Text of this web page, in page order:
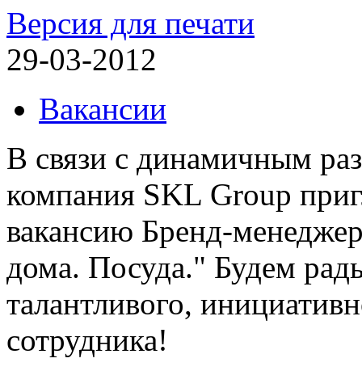
Версия для печати
29-03-2012
Вакансии
В связи с динамичным
компания SKL Group
вакансию Бренд-
дома. Посуда." Будем
талантливого,
сотрудника!